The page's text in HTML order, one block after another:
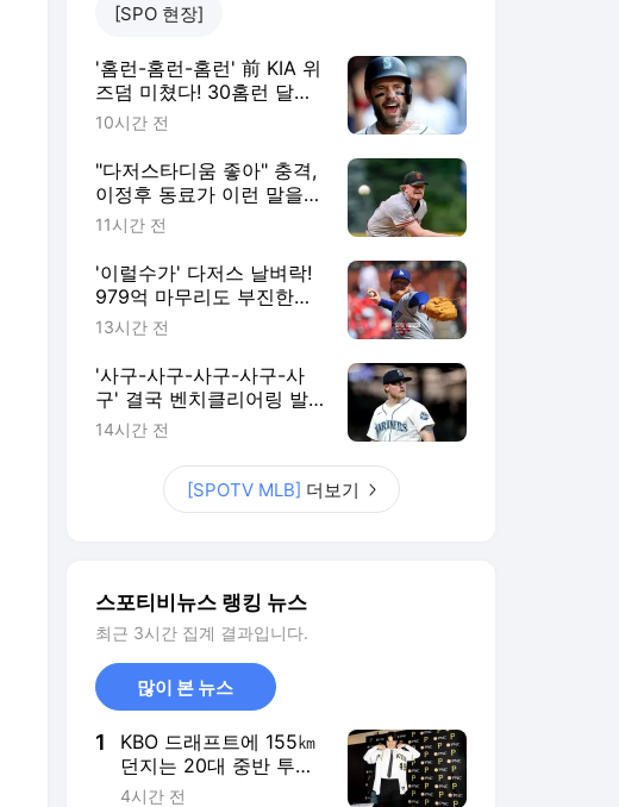
[SPO 현장]
'홈런-홈런-홈런' 前 KIA 위
즈덤 미쳤다! 30홈런 달
성…'이래도 콜업 안해?'
10시간 전
"다저스타디움 좋아" 충격,
이정후 동료가 이런 말을…
에이스가 최대 라이벌로 이
11시간 전
'이럴수가' 다저스 날벼락!
979억 마무리도 부진한데,
14홀드 필승조 수술 위기
13시간 전
'사구-사구-사구-사구-사
구' 결국 벤치클리어링 발
발! 155km 빈볼 던진 투수,
14시간 전
[SPOTV MLB] 더보기
스포티비뉴스 랭킹 뉴스
최근 3시간 집계 결과입니다.
많이 본 뉴스
1
KBO 드래프트에 155㎞
던지는 20대 중반 투수
등장한다고? “도대체 무
4시간 전